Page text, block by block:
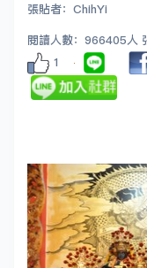
張貼者：ChihYi
閱讀人數：966405
1